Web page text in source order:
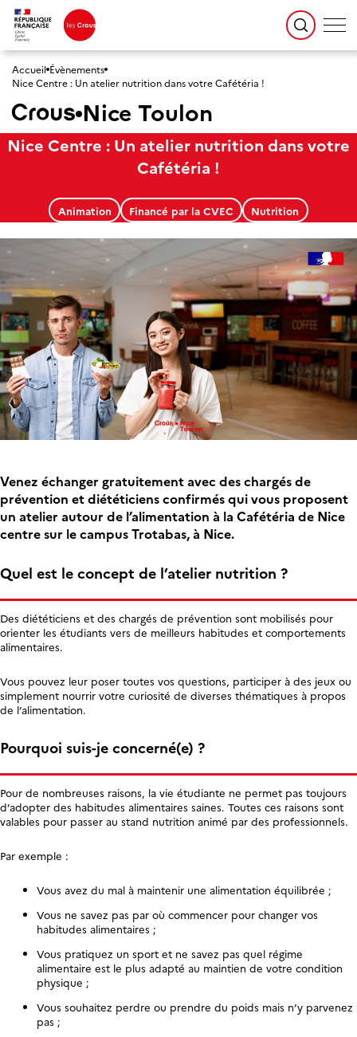
Accueil Évènements
Nice Centre : Un atelier nutrition dans votre Cafétéria !
Nice Toulon
Nice Centre : Un atelier nutrition dans votre
Cafétéria !
Animation Financé par la CVEC Nutrition
Venez échanger gratuitement avec des chargés de
prévention et diététiciens confirmés qui vous proposent
un atelier autour de l’alimentation à la Cafétéria de Nice
centre sur le campus Trotabas, à Nice.
Quel est le concept de l’atelier nutrition ?
Des diététiciens et des chargés de prévention sont mobilisés pour
orienter les étudiants vers de meilleurs habitudes et comportements
alimentaires.
Vous pouvez leur poser toutes vos questions, participer à des jeux ou
simplement nourrir votre curiosité de diverses thématiques à propos
de l’alimentation.
Pourquoi suis-je concerné(e) ?
Pour de nombreuses raisons, la vie étudiante ne permet pas toujours
d’adopter des habitudes alimentaires saines. Toutes ces raisons sont
valables pour passer au stand nutrition animé par des professionnels.
Par exemple :
Vous avez du mal à maintenir une alimentation équilibrée ;
Vous ne savez pas par où commencer pour changer vos
habitudes alimentaires ;
Vous pratiquez un sport et ne savez pas quel régime
alimentaire est le plus adapté au maintien de votre condition
physique ;
Vous souhaitez perdre ou prendre du poids mais n’y parvenez
pas ;